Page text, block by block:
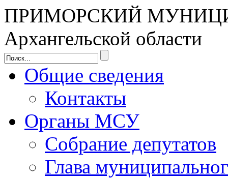
ПРИМОРСКИЙ
Архангельской области
Общие сведения
Контакты
Органы МСУ
Собрание депутатов
Глава